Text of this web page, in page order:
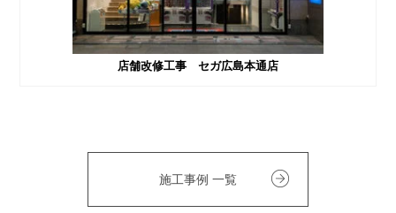
店舗改修工事 セガ広島本通店
施工事例 一覧